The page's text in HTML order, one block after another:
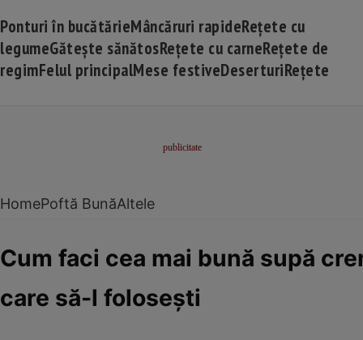
Ponturi în bucătărieMâncăruri rapideRețete cu
legumeGătește sănătosRețete cu carneRețete de
regimFelul principalMese festiveDeserturiRețete
HomePoftă BunăAltele
Cum faci cea mai bună supă
care să-l foloseşti